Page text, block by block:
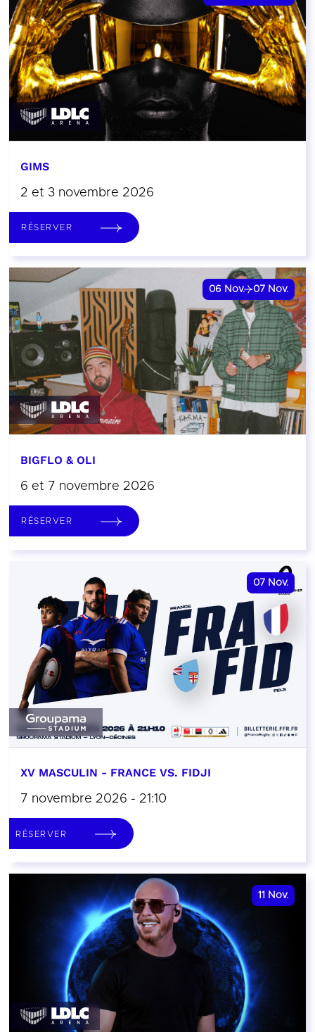
GIMS
2 et 3 novembre 2026
RÉSERVER
06 Nov. 07 Nov.
BIGFLO & OLI
6 et 7 novembre 2026
RÉSERVER
07 Nov.
XV MASCULIN - FRANCE VS. FIDJI
7 novembre 2026 - 21:10
RÉSERVER
11 Nov.